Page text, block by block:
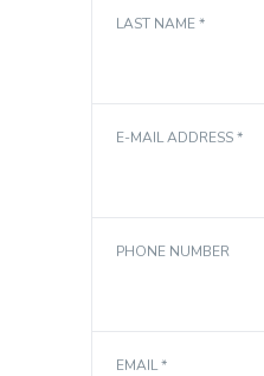
LAST NAME *
E-MAIL ADDRESS *
PHONE NUMBER
EMAIL *